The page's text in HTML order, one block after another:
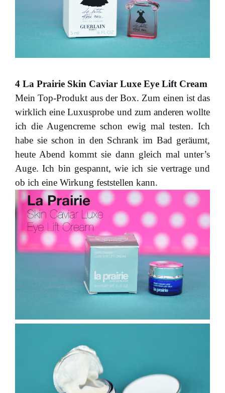
4 La Prairie Skin Caviar Luxe Eye Lift Cream
Mein Top-Produkt aus der Box. Zum einen ist das
wirklich eine Luxusprobe und zum anderen wollte
ich die Augencreme schon ewig mal testen. Ich
habe sie schon in den Schrank im Bad geräumt,
heute Abend kommt sie dann gleich mal unter’s
Auge. Ich bin gespannt, wie ich sie vertrage und
ob ich eine Wirkung feststellen kann.